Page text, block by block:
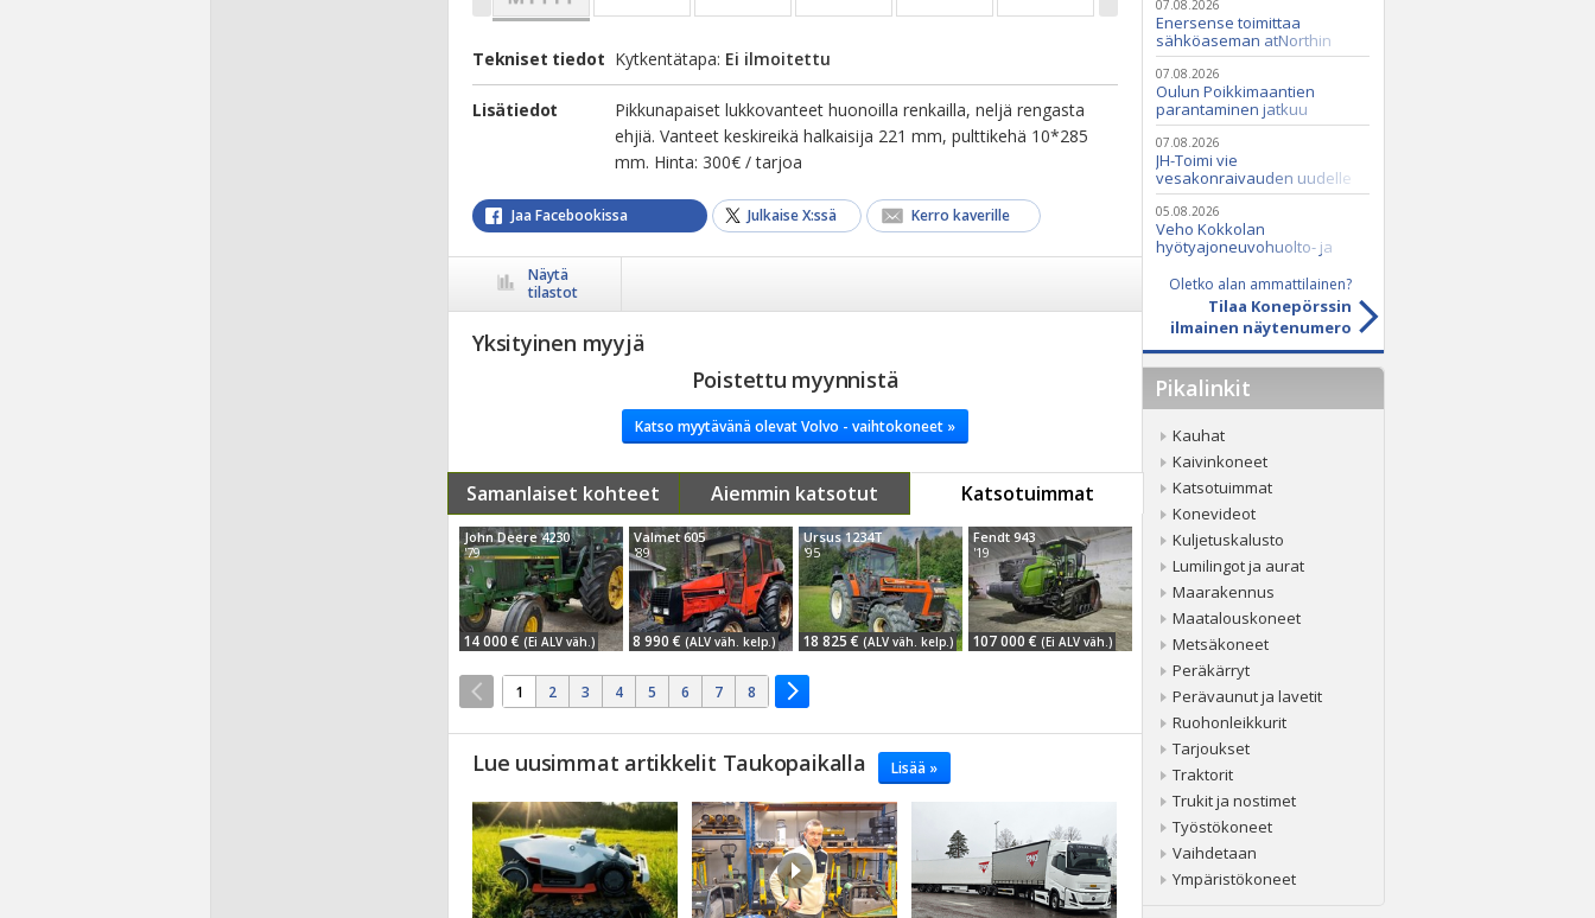
Tekniset tiedot Kytkentätapa: Ei ilmoitettu
Lisätiedot
Pikkunapaiset lukkovanteet huonoilla renkailla, neljä rengasta
ehjiä. Vanteet keskireikä halkaisija 221 mm, pulttikehä 10*285
mm. Hinta: 300€ / tarjoa
Jaa Facebookissa Julkaise X:ssä Kerro kaverille
Näytä
tilastot
Yksityinen myyjä
Poistettu myynnistä
Katso myytävänä olevat Volvo - vaihtokoneet »
Samanlaiset kohteet Aiemmin katsotut Katsotuimmat
John Deere 4230
'79
14 000 € (Ei ALV väh.)
Valmet 605
'89
8 990 € (ALV väh. kelp.)
Ursus 1234T
'95
18 825 € (ALV väh. kelp.)
Fendt 943
'19
107 000 € (Ei ALV väh.)
1 2 3 4 5 6 7 8
Lue uusimmat artikkelit Taukopaikalla Lisää »
07.08.2026
Enersense toimittaa
sähköaseman atNorthin
datakeskukseen
07.08.2026
Oulun Poikkimaantien
parantaminen jatkuu
07.08.2026
JH-Toimi vie
vesakonraivauden uudelle
tasolle Casen ja Seppi-
murskaimen avulla
05.08.2026
Veho Kokkolan
hyötyajoneuvohuolto- ja
Oy:lle lokakuussa
Oletko alan ammattilainen?
Tilaa Konepörssin
ilmainen näytenumero
Pikalinkit
Kauhat
Kaivinkoneet
Katsotuimmat
Konevideot
Kuljetuskalusto
Lumilingot ja aurat
Maarakennus
Maatalouskoneet
Metsäkoneet
Peräkärryt
Perävaunut ja lavetit
Ruohonleikkurit
Tarjoukset
Traktorit
Trukit ja nostimet
Työstökoneet
Vaihdetaan
Ympäristökoneet